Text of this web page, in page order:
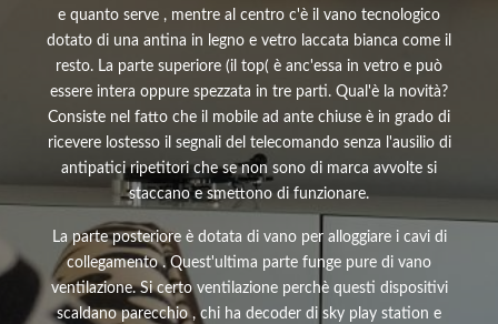
e quanto serve , mentre al centro c'è il vano tecnologico
dotato di una antina in legno e vetro laccata bianca come il
resto. La parte superiore (il top( è anc'essa in vetro e può
essere intera oppure spezzata in tre parti. Qual'è la novità?
Consiste nel fatto che il mobile ad ante chiuse è in grado di
ricevere lostesso il segnali del telecomando senza l'ausilio di
antipatici ripetitori che se non sono di marca avvolte si
staccano e smettono di funzionare.
La parte posteriore è dotata di vano per alloggiare i cavi di
collegamento . Quest'ultima parte funge pure di vano
ventilazione. Si certo ventilazione perchè questi dispositivi
scaldano parecchio , chi ha decoder di sky play station e